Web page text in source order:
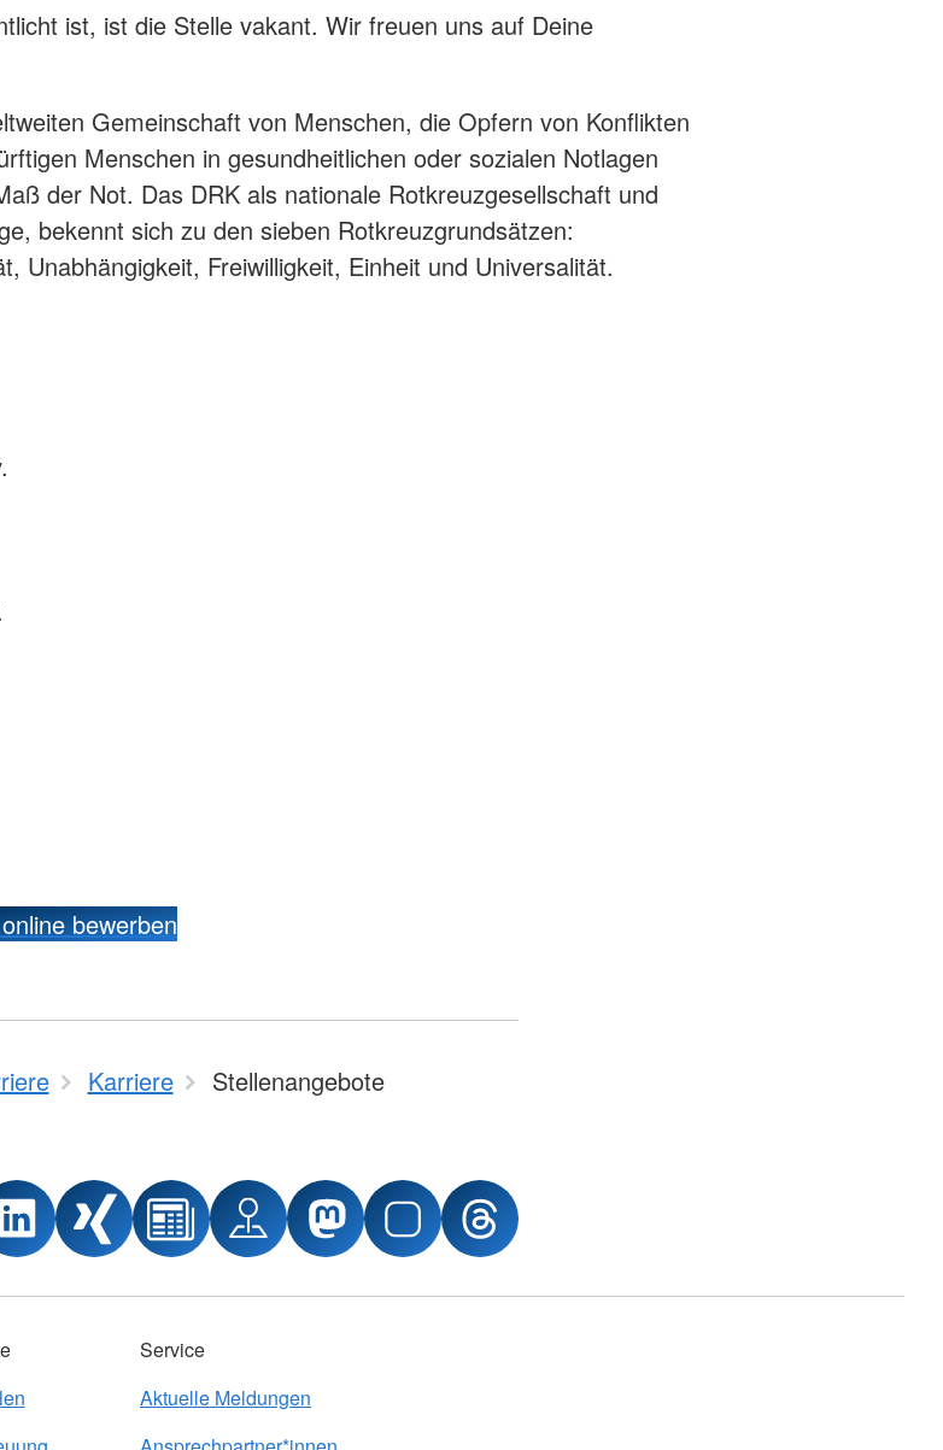
ist, ist die Stelle vakant. Wir freuen uns auf Deine
Gemeinschaft von Menschen, die Opfern von Konflikten
Menschen in gesundheitlichen oder sozialen Notlagen
der Not. Das DRK als nationale Rotkreuzgesellschaft und
bekennt sich zu den sieben Rotkreuzgrundsätzen:
Unabhängigkeit, Freiwilligkeit, Einheit und Universalität.
bewerben
Karriere Stellenangebote
Service
Aktuelle Meldungen